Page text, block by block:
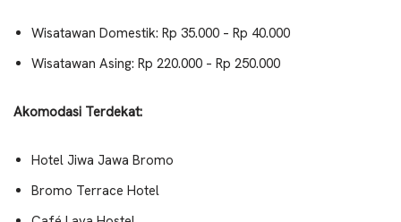
Wisatawan Domestik: Rp 35.000 – Rp 40.000
Wisatawan Asing: Rp 220.000 – Rp 250.000
Akomodasi Terdekat:
Hotel Jiwa Jawa Bromo
Bromo Terrace Hotel